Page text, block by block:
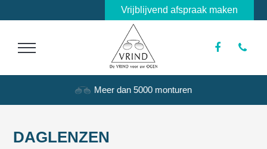
Meer dan 5000 monturen
DAGLENZEN
Vrijblijvend afspraak maken